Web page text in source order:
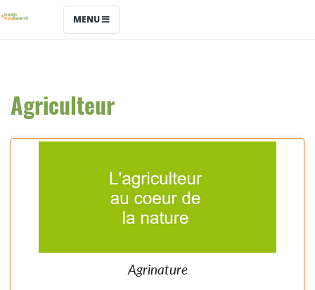
MENU
Agriculteur
Agrinature